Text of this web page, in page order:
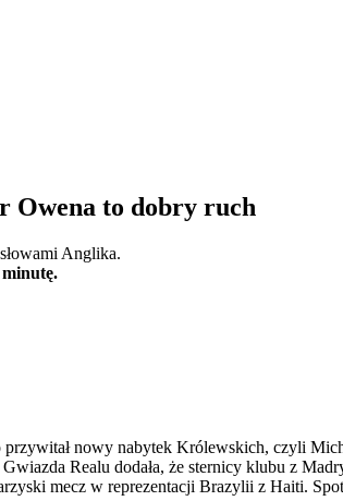
Owena to dobry ruch
Anglika.
minutę.
nowy nabytek Królewskich, czyli
Realu dodała, że sternicy klubu z
mecz w reprezentacji Brazylii z Haiti.